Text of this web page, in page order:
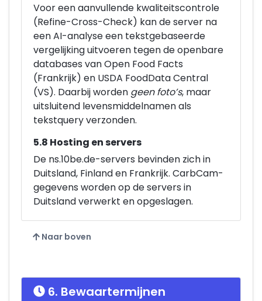
Voor een aanvullende kwaliteitscontrole
(Refine-Cross-Check) kan de server na
een AI-analyse een tekstgebaseerde
vergelijking uitvoeren tegen de openbare
databases van Open Food Facts
(Frankrijk) en USDA FoodData Central
(VS). Daarbij worden geen foto’s, maar
uitsluitend levensmiddelnamen als
tekstquery verzonden.
5.8 Hosting en servers
De ns.10be.de-servers bevinden zich in
Duitsland, Finland en Frankrijk. CarbCam-
gegevens worden op de servers in
Duitsland verwerkt en opgeslagen.
Naar boven
6. Bewaartermijnen